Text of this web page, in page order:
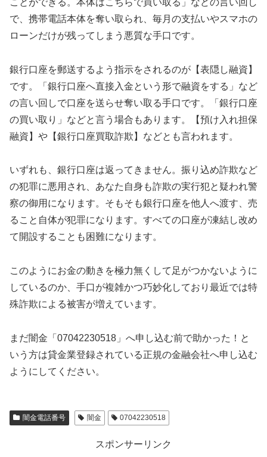
で、携帯電話本体を奪い取られ、毎月の支払いやスマホの
ローンだけが残ってしまう悪質な手口です。
銀行口座を郵送するよう指示をされるのが【表隠し融資】
です。「銀行口座へ直接入金という形で融資をする」など
の言い回しで口座を送らせ奪い取る手口です。「銀行口座
の買い取り」などと言う場合もあります。【預け入れ担保
融資】や【銀行口座買取詐欺】などとも言われます。
いずれも、銀行口座は返ってきません。振り込め詐欺など
の犯罪に悪用され、あなた自身も詐欺の実行犯と疑われ警
察の御用になります。そもそも銀行口座を他人へ渡す、売
ること自体が犯罪になります。すべての口座が凍結し改め
て開設することも困難になります。
このようにお金の動きを極力無くして足がつかないように
しているのか、手口が複雑かつ巧妙化しており最近では特
殊詐欺による被害が増えています。
まだ闇金「07042230518」へ申し込む前で助かった！と
いう方は貸金業登録されている正規の金融会社へ申し込む
ようにしてください。
闇金電話番号 闇金 07042230518
スポンサーリンク